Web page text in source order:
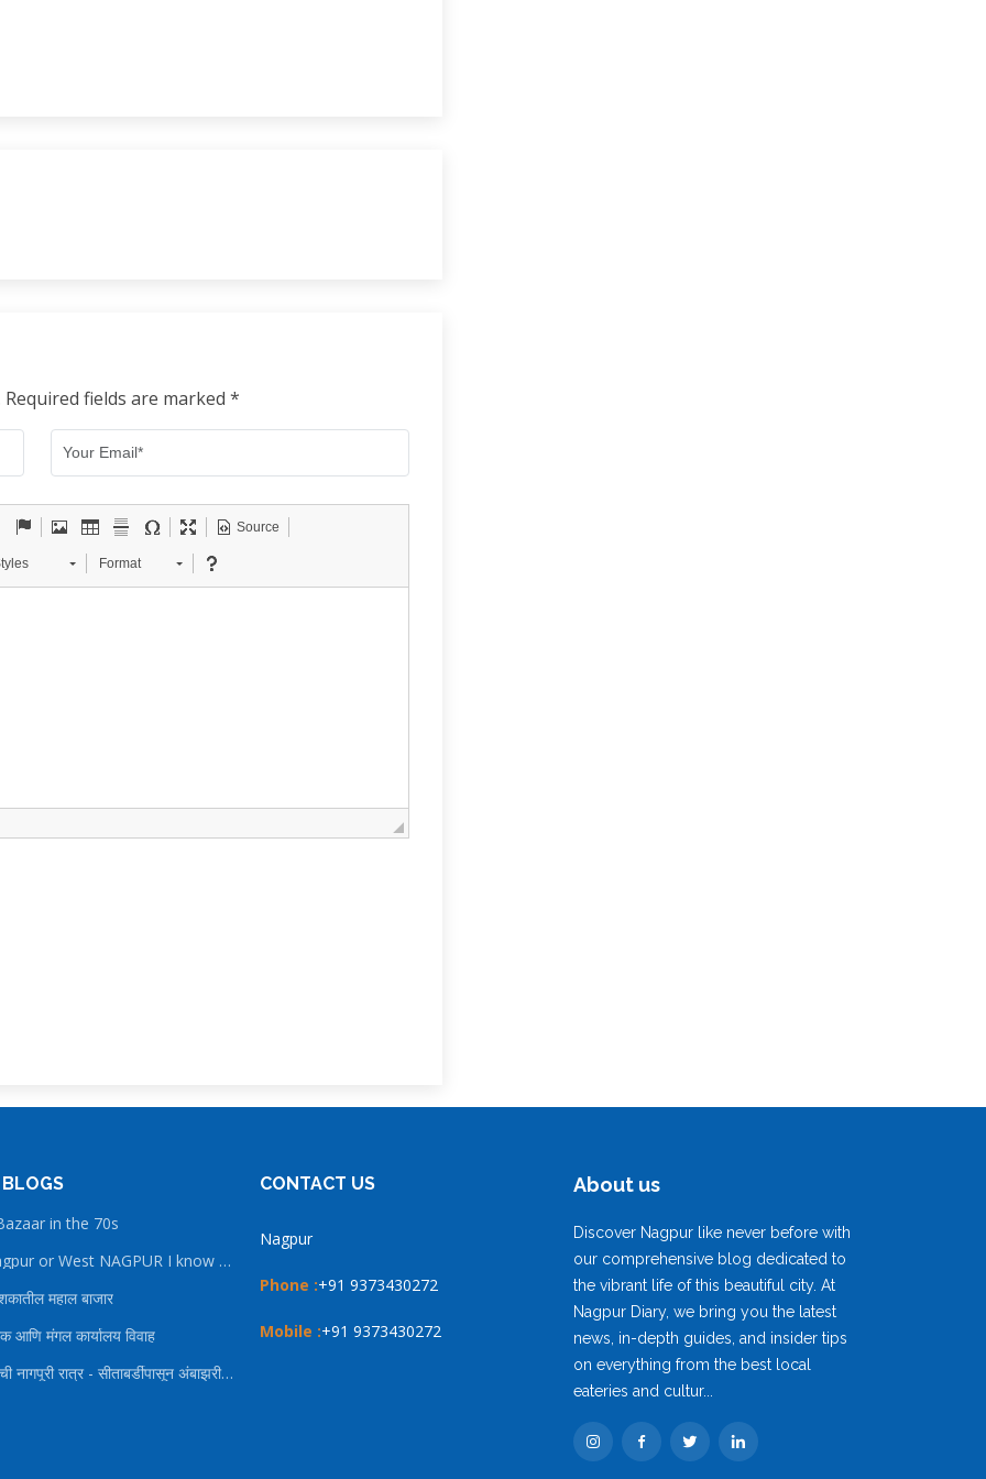
fields are marked *
Source
Format
in the 70s
East Nagpur or West NAGPUR I know best Nagpur
महाल बाजार
मंगल कार्यालय विवाह
३१ तारखेची नागपूरी रात्र - सीताबर्डीपासून अंबाझरीपर्यंत
CONTACT US
Nagpur
Phone :+91 9373430272
Mobile :+91 9373430272
About us
Discover Nagpur like never before with
our comprehensive blog dedicated to
the vibrant life of this beautiful city. At
Nagpur Diary, we bring you the latest
news, in-depth guides, and insider tips
on everything from the best local
eateries and cultur...